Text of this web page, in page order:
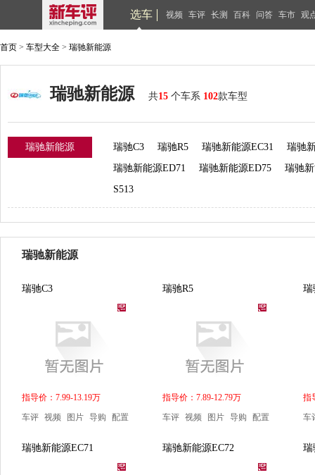
选车 视频 车评 长测 百科 问答 车市 观
首页 > 车型大全 > 瑞驰新能源
瑞驰新能源 共15 个车系 102款车型
瑞驰新能源 瑞驰C3 瑞驰R5 瑞驰新能源EC31
瑞驰
瑞驰新能源ED71
瑞驰新能源ED75
瑞驰
S513
瑞驰新能源
瑞驰C3
指导价：7.99-13.19万
车评 视频 图片 导购 配置
瑞驰R5
指导价：7.89-12.79万
车评 视频 图片 导购 配置
瑞
指
车
瑞驰新能源EC71 瑞驰新能源EC72 瑞